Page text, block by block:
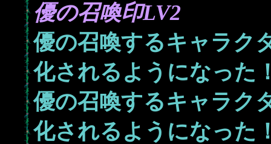
優の召喚印LV2
優の召喚するキャラク
化されるようになった
優の召喚するキャラク
化されるようになった